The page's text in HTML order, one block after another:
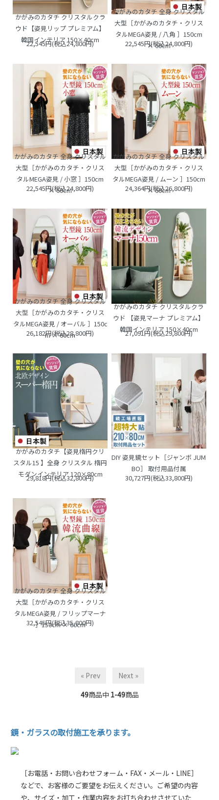
かがみのカタチ クリスタルクラ
ウド【姿見リップ プレミアム】
韓国インテリア 150×40cm
22,545円(税込24,800円)
かがみのカタチ 全身 クリスタル
大型［かがみのカタチ・クリス
タルMEGA姿見 / 八角 ］150cm
× 60cm
22,545円(税込24,800円)
かがみのカタチ 全身 クリスタル
大型［かがみのカタチ・クリス
タルMEGA姿見 / 小窓 ］150cm
× 60cm
22,545円(税込24,800円)
かがみのカタチ 全身 クリスタル
大型［かがみのカタチ・クリス
タルMEGA姿見 / ムーン ］150cm
× 60cm
24,364円(税込26,800円)
かがみのカタチ 全身 クリスタル
大型［かがみのカタチ・クリス
タルMEGA姿見 / オーバル ］150c
m × 60cm
26,182円(税込28,800円)
かがみのカタチ クリスタルクラ
ウド 【姿見マーナ プレミアム】
韓国インテリア 150×40cm
27,091円(税込29,800円)
かがみのカタチ【姿見楕円クリ
スタル15 】全身 クリスタル 楕円
モダンインテリア 120×80cm
29,818円(税込32,800円)
DIY 姿見鏡セット［ジャンボ JUM
BO］ 取付用品付属
30,727円(税込33,800円)
かがみのカタチ 全身 クリスタル
大型［かがみのカタチ・クリス
タルMEGA姿見 / フリップマーナ
］150cm × 60cm
32,545円(税込35,800円)
« Prev
Next »
49商品中 1-49商品
鏡・ガラスの取付施工を承ります。
［お電話・お問い合わせフォーム・FAX・メール・LINE］
などで、お客様のご要望をお伝えください。ご希望の内容
や、サイズ・加工・作業内容をお打ち合わせさせていた